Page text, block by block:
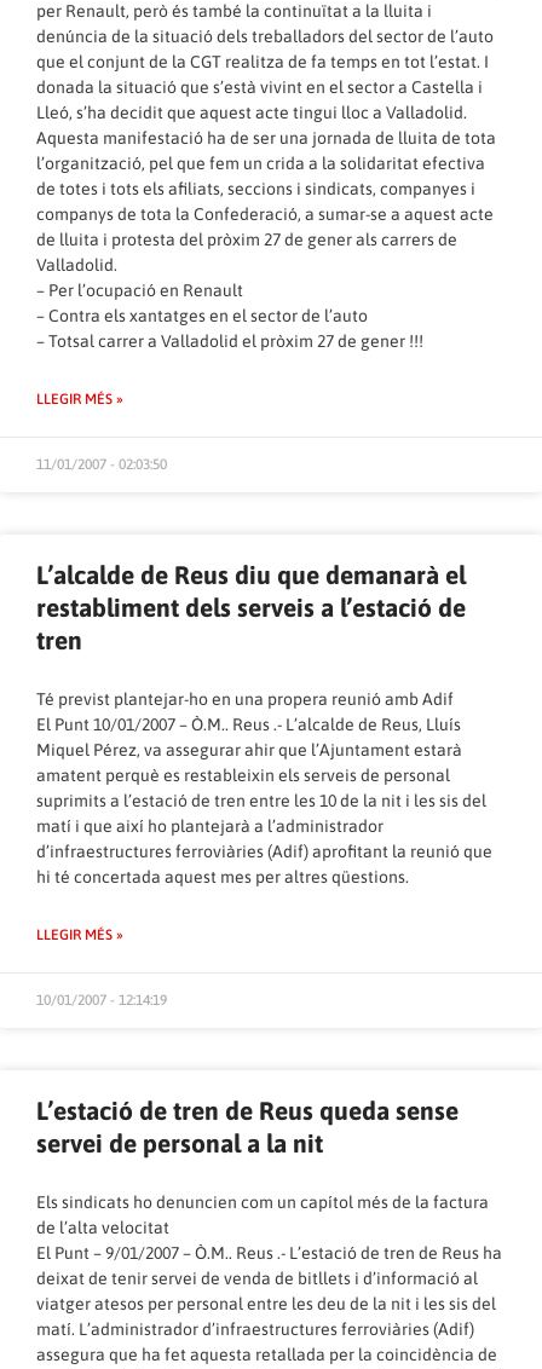
per Renault, però és també la continuïtat a la lluita i
denúncia de la situació dels treballadors del sector de l’auto
que el conjunt de la CGT realitza de fa temps en tot l’estat. I
donada la situació que s’està vivint en el sector a Castella i
Lleó, s’ha decidit que aquest acte tingui lloc a Valladolid.
Aquesta manifestació ha de ser una jornada de lluita de tota
l’organització, pel que fem un crida a la solidaritat efectiva
de totes i tots els afiliats, seccions i sindicats, companyes i
companys de tota la Confederació, a sumar-se a aquest acte
de lluita i protesta del pròxim 27 de gener als carrers de
Valladolid.
– Per l’ocupació en Renault
– Contra els xantatges en el sector de l’auto
– Totsal carrer a Valladolid el pròxim 27 de gener !!!
LLEGIR MÉS »
11/01/2007 - 02:03:50
L’alcalde de Reus diu que demanarà el
restabliment dels serveis a l’estació de
tren
Té previst plantejar-ho en una propera reunió amb Adif
El Punt 10/01/2007–Ò.M.. Reus .- L’alcalde de Reus, Lluís
Miquel Pérez, va assegurar ahir que l’Ajuntament estarà
amatent perquè es restableixin els serveis de personal
suprimits a l’estació de tren entre les 10 de la nit i les sis del
matí i que així ho plantejarà a l’administrador
d’infraestructures ferroviàries (Adif) aprofitant la reunió que
hi té concertada aquest mes per altres qüestions.
LLEGIR MÉS »
10/01/2007 - 12:14:19
L’estació de tren de Reus queda sense
servei de personal a la nit
Els sindicats ho denuncien com un capítol més de la factura
de l’alta velocitat
El Punt – 9/01/2007–Ò.M.. Reus .- L’estació de tren de Reus ha
deixat de tenir servei de venda de bitllets i d’informació al
viatger atesos per personal entre les deu de la nit i les sis del
matí. L’administrador d’infraestructures ferroviàries (Adif)
assegura que ha fet aquesta retallada per la coincidència de